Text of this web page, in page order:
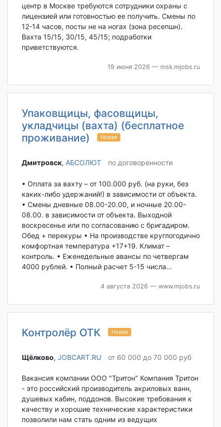
центр в Москве требуются сотрудники охраны с
лицензией или готовностью ее получить. Смены по
12-14 часов, посты не на ногах (зона ресепшн).
Вахта 15/15, 30/15, 45/15; подработки
приветствуются.
19 июня 2026 — msk.mjobs.ru
Упаковщицы, фасовщицы,
укладчицы (вахта) (бесплатное
проживание)
Новая
Дмитровск‎, АБСОЛЮТ по договоренности
• Оплата за вахту – от 100.000 руб. (на руки, без
каких-либо удержаний!) в зависимости от объекта.
• Смены дневные 08.00-20.00, и ночные 20.00-
08.00. в зависимости от объекта. Выходной
воскресенье или по согласованию с бригадиром.
Обед + перекуры • На производстве круглогодично
комфортная температура +17+19. Климат –
контроль. • Еженедельные авансы по четвергам
4000 рублей. • Полный расчет 5-15 числа...
4 августа 2026 — www.mjobs.ru
Контролёр ОТК Новая
Щёлково‎, JOBCART.RU от 60 000 до 70 000 руб
Вакансия компании ООО "Тритон" Компания Тритон
- это российский производитель акриловых ванн,
душевых кабин, поддонов. Высокие требования к
качеству и хорошие технические характеристики
позволили нам стать одним из ведущих